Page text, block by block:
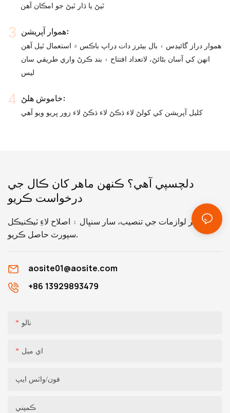
ٿيڻ يا ڌار ٿيڻ جو امڪان آهن
هموار آپريشن:
هموار دراز گائيڊس ۽ بال بيئرز دات ڊراپ باڪس ۾ استعمال ٿيل آهن
انهن کي آسان بڻائڻ، لاتعداد افتتاح ۽ بند ڪرڻ واري طريقي سان
ليس
خاموش هلڻ:
کليل آپريشن کي کولڻ لاء ڌڪڻ لاء ڌڪڻ لاء زور ڀريو ويو آهي
دلچسپي آهي؟ ڪنهن ماهر کان ڪال جي
درخواست ڪريو
هارڊويئر لوازمات جي تنصيب، سار سنڀال ۽ اصلاح لاءِ ٽيڪنيڪل
سپورٽ حاصل ڪريو.
aosite01@aosite.com
+86 13929893479
نالو
اي ميل
فون/واٽس ايپ
ڪمپني